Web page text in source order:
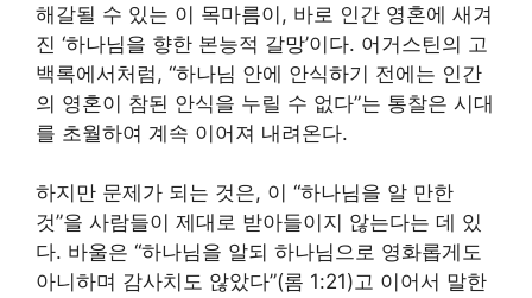
해갈될 수 있는 이 목마름이, 바로 인간 영혼에 새겨
진 ‘하나님을 향한 본능적 갈망’이다. 어거스틴의 고
백록에서처럼, “하나님 안에 안식하기 전에는 인간
의 영혼이 참된 안식을 누릴 수 없다”는 통찰은 시대
를 초월하여 계속 이어져 내려온다.
하지만 문제가 되는 것은, 이 “하나님을 알 만한
것”을 사람들이 제대로 받아들이지 않는다는 데 있
다. 바울은 “하나님을 알되 하나님으로 영화롭게도
아니하며 감사치도 않았다”(롬 1:21)고 이어서 말한